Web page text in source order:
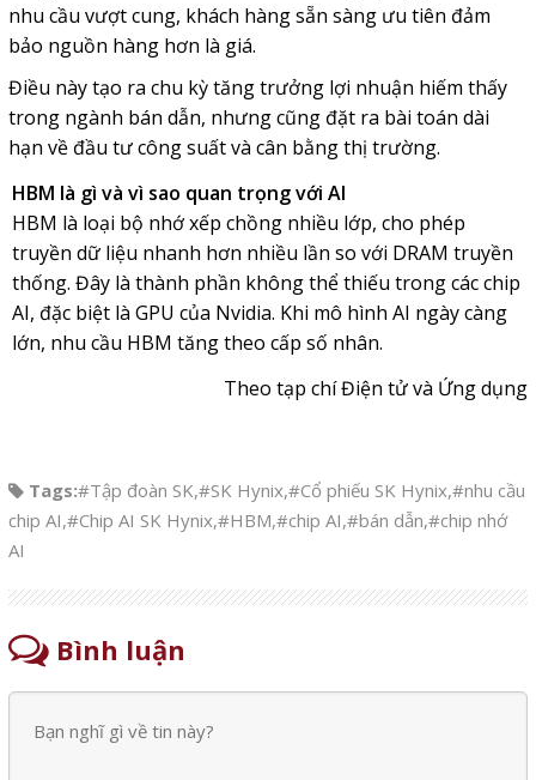
nhu cầu vượt cung, khách hàng sẵn sàng ưu tiên đảm
bảo nguồn hàng hơn là giá.
Điều này tạo ra chu kỳ tăng trưởng lợi nhuận hiếm thấy
trong ngành bán dẫn, nhưng cũng đặt ra bài toán dài
hạn về đầu tư công suất và cân bằng thị trường.
HBM là gì và vì sao quan trọng với AI
HBM là loại bộ nhớ xếp chồng nhiều lớp, cho phép
truyền dữ liệu nhanh hơn nhiều lần so với DRAM truyền
thống. Đây là thành phần không thể thiếu trong các chip
AI, đặc biệt là GPU của Nvidia. Khi mô hình AI ngày càng
lớn, nhu cầu HBM tăng theo cấp số nhân.
Theo tạp chí Điện tử và Ứng dụng
Tags:#Tập đoàn SK,#SK Hynix,#Cổ phiếu SK Hynix,#nhu cầu
chip AI,#Chip AI SK Hynix,#HBM,#chip AI,#bán dẫn,#chip nhớ
AI
Bình luận